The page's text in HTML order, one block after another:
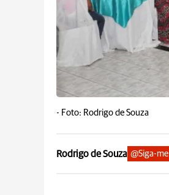
- Foto: Rodrigo de Souza
Rodrigo de Souza @Siga-me